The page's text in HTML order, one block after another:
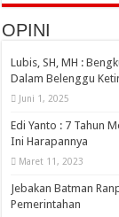
OPINI
Lubis, SH, MH :
Dalam Belenggu
Juni 1, 2025
Edi Yanto : 7 Tahun
Ini Harapannya
Maret 11, 2023
Jebakan Batman
Pemerintahan